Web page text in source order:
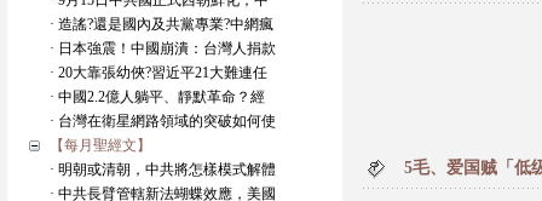
· 造謠?還是國內及共黨專業?中網瘋
· 日本強震！中國崩潰：台灣人捐款
· 20大靠張幼俠?習近平21大難連任
· 中國2.2億人躺平、靜默革命？經
· 台灣在衛星網路領域的突破如何使
【每月聖經文】
· 明朝或清朝，中共將怎樣模式解體
· 中共長臂管轄新法蝴蝶效應，美國
5毛、爱国贼「低